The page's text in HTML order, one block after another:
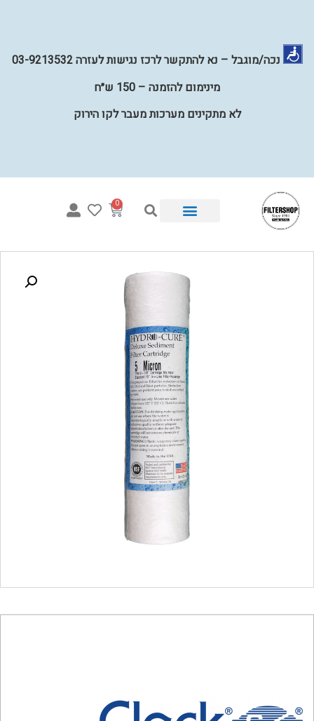
נכה/מוגבל – נא להתקשר לרכז נגישות לעזרה 03-9213532
מינימום להזמנה – 150 ש״ח
לא מתקינים מערכות מעבר לקו הירוק
0